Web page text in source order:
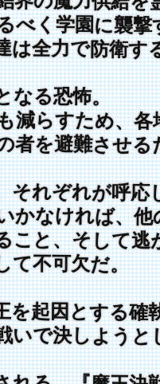
く学園に襲撃
全力で防衛す
る恐怖。
らすため、各
を避難させる
れぞれが呼応
なければ、他
と、そして逃
不可欠だ。
起因とする確
で決しようと